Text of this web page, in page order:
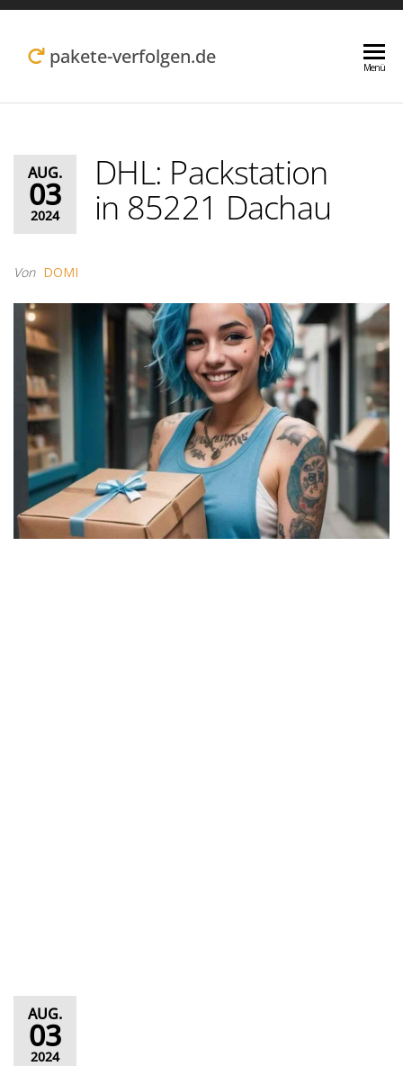
Zum
Inhalt pakete-verfolgen.de Menü
AUG.
03
2024
DHL: Packstation
in 85221 Dachau
Von DOMI
AUG.
03
2024